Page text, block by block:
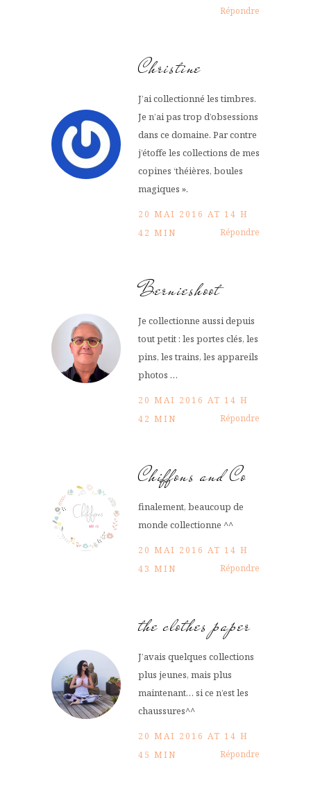
Répondre
Christine
J’ai collectionné les timbres.
Je n’ai pas trop d’obsessions
dans ce domaine. Par contre
j’étoffe les collections de mes
copines ‘théières, boules
magiques ».
20 MAI 2016 AT 14 H
42 MIN
Répondre
Bernieshoot
Je collectionne aussi depuis
tout petit : les portes clés, les
pins, les trains, les appareils
photos …
20 MAI 2016 AT 14 H
42 MIN
Répondre
Chiffons and Co
finalement, beaucoup de
monde collectionne ^^
20 MAI 2016 AT 14 H
43 MIN
Répondre
the clothes paper
J’avais quelques collections
plus jeunes, mais plus
maintenant… si ce n’est les
chaussures^^
20 MAI 2016 AT 14 H
45 MIN
Répondre